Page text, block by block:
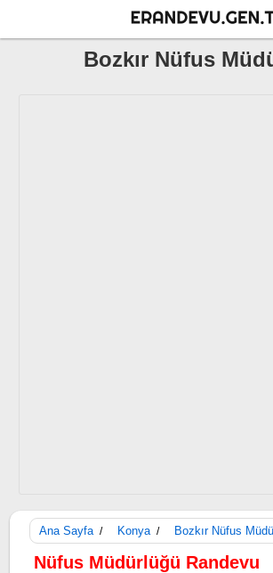
Bozkır Nüfus
Ana Sayfa / Konya / Bozkır Nüfus
Nüfus Müdürlüğü Randevu